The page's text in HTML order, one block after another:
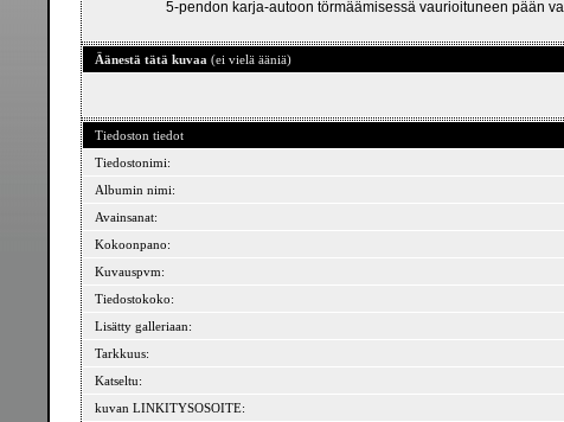
5-pendon karja-autoon törmäämisessä vaurioituneen pään
Äänestä tätä kuvaa (ei vielä ääniä)
Tiedoston tiedot
Tiedostonimi:
Albumin nimi:
Avainsanat:
Kokoonpano:
Kuvauspvm:
Tiedostokoko:
Lisätty galleriaan:
Tarkkuus:
Katseltu:
kuvan LINKITYSOSOITE: